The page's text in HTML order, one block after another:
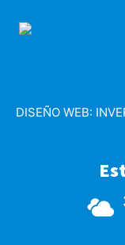
DISEÑO WEB: